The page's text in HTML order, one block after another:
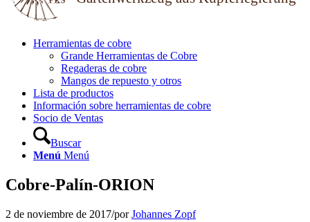
Herramientas de cobre
Grande Herramientas de Cobre
Regaderas de cobre
Mangos de repuesto y otros
Lista de productos
Información sobre herramientas de cobre
Socio de Ventas
Buscar
Menú Menú
Cobre-Palín-ORION
2 de noviembre de 2017/porJohannes Zopf